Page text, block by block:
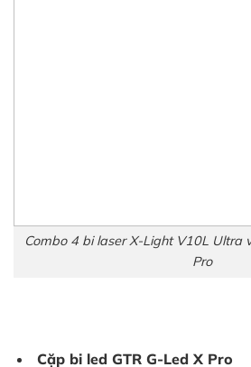
Combo 4 bi laser X-Light V10L Ultra
Pro
Cặp bi led GTR G-Led X Pro